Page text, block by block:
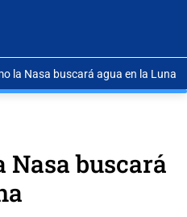
la Nasa buscará agua en la Luna
Nasa buscará